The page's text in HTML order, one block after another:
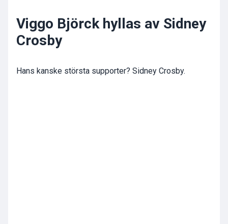
Viggo Björck hyllas av Sidney
Crosby
Hans kanske största supporter? Sidney Crosby.